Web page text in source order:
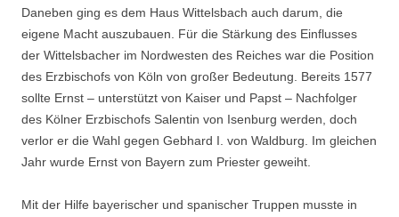
Daneben ging es dem Haus Wittelsbach auch darum, die
eigene Macht auszubauen. Für die Stärkung des Einflusses
der Wittelsbacher im Nordwesten des Reiches war die Position
des Erzbischofs von Köln von großer Bedeutung. Bereits 1577
sollte Ernst – unterstützt von Kaiser und Papst – Nachfolger
des Kölner Erzbischofs Salentin von Isenburg werden, doch
verlor er die Wahl gegen Gebhard I. von Waldburg. Im gleichen
Jahr wurde Ernst von Bayern zum Priester geweiht.
Mit der Hilfe bayerischer und spanischer Truppen musste in